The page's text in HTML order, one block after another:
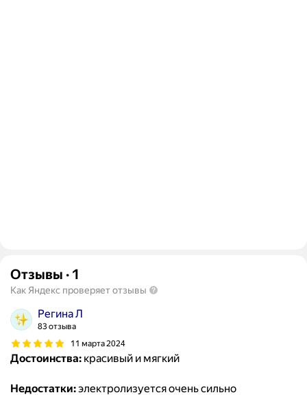
Отзывы · 1
Как Яндекс проверяет отзывы
Регина Л
83 отзыва
11 марта 2024
Достоинства: красивый и мягкий
Недостатки:электролизуется очень сильно